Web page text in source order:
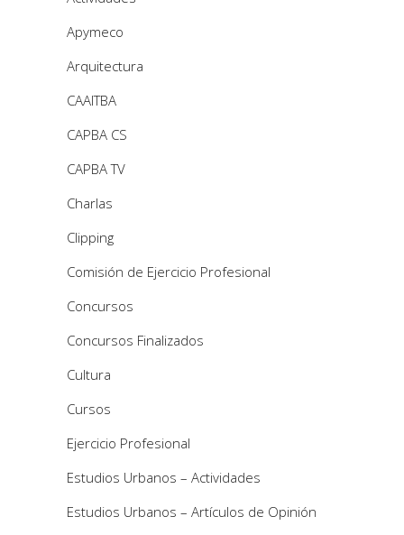
Apymeco
Arquitectura
CAAITBA
CAPBA CS
CAPBA TV
Charlas
Clipping
Comisión de Ejercicio Profesional
Concursos
Concursos Finalizados
Cultura
Cursos
Ejercicio Profesional
Estudios Urbanos – Actividades
Estudios Urbanos – Artículos de Opinión